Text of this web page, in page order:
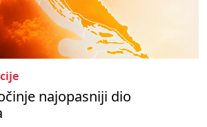
najopasniji dio